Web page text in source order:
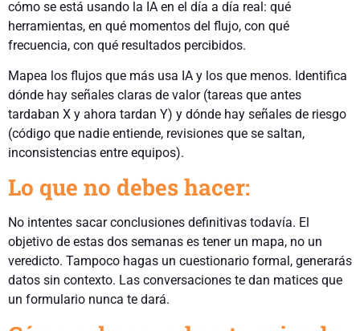
cómo se está usando la IA en el día a día real: qué
herramientas, en qué momentos del flujo, con qué
frecuencia, con qué resultados percibidos.
Mapea los flujos que más usa IA y los que menos. Identifica
dónde hay señales claras de valor (tareas que antes
tardaban X y ahora tardan Y) y dónde hay señales de riesgo
(código que nadie entiende, revisiones que se saltan,
inconsistencias entre equipos).
Lo que no debes hacer:
No intentes sacar conclusiones definitivas todavía. El
objetivo de estas dos semanas es tener un mapa, no un
veredicto. Tampoco hagas un cuestionario formal, generarás
datos sin contexto. Las conversaciones te dan matices que
un formulario nunca te dará.